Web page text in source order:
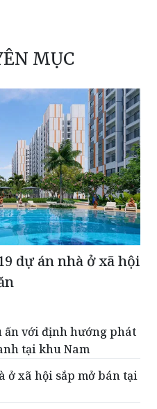
MỤC
dự án nhà ở xã hội
ấn với định hướng phát
tại khu Nam
ở xã hội sắp mở bán tại